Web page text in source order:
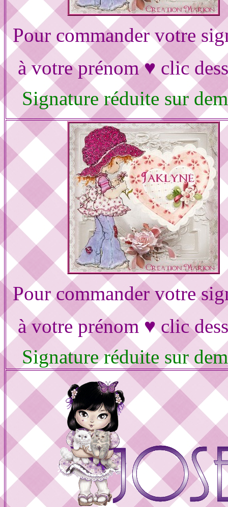
Pour commander votre
à votre prénom ♥ clic
Signature réduite sur
Pour commander votre
à votre prénom ♥ clic
Signature réduite sur